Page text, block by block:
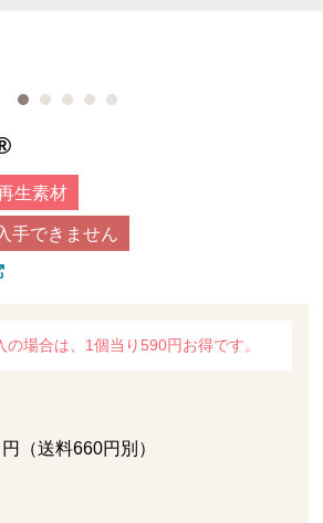
生素材
手できません
場合は、1個当り590円お得です。
円（送料660円別）